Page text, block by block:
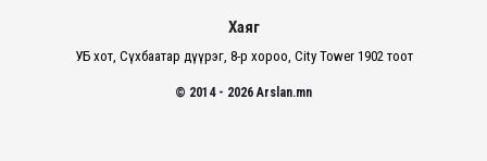
Хаяг
УБ хот, Сүхбаатар дүүрэг, 8-р хороо, City Tower 1902 тоот
© 2014 - 2026 Arslan.mn